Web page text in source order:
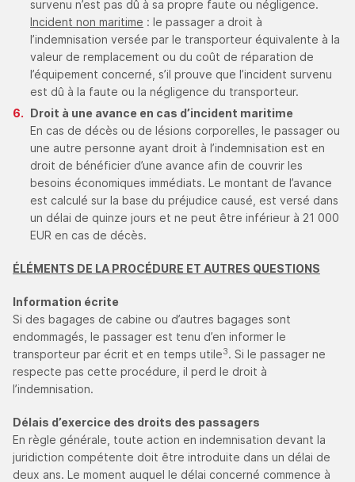
survenu n’est pas dû à sa propre faute ou négligence.
Incident non maritime : le passager a droit à
l’indemnisation versée par le transporteur équivalente à la
valeur de remplacement ou du coût de réparation de
l’équipement concerné, s’il prouve que l’incident survenu
est dû à la faute ou la négligence du transporteur.
Droit à une avance en cas d’incident maritime
En cas de décès ou de lésions corporelles, le passager ou
une autre personne ayant droit à l’indemnisation est en
droit de bénéficier d’une avance afin de couvrir les
besoins économiques immédiats. Le montant de l’avance
est calculé sur la base du préjudice causé, est versé dans
un délai de quinze jours et ne peut être inférieur à 21 000
EUR en cas de décès.
ÉLÉMENTS DE LA PROCÉDURE ET AUTRES QUESTIONS
Information écrite
Si des bagages de cabine ou d’autres bagages sont
endommagés, le passager est tenu d’en informer le
transporteur par écrit et en temps utile3. Si le passager ne
respecte pas cette procédure, il perd le droit à
l’indemnisation.
Délais d’exercice des droits des passagers
En règle générale, toute action en indemnisation devant la
juridiction compétente doit être introduite dans un délai de
deux ans. Le moment auquel le délai concerné commence à